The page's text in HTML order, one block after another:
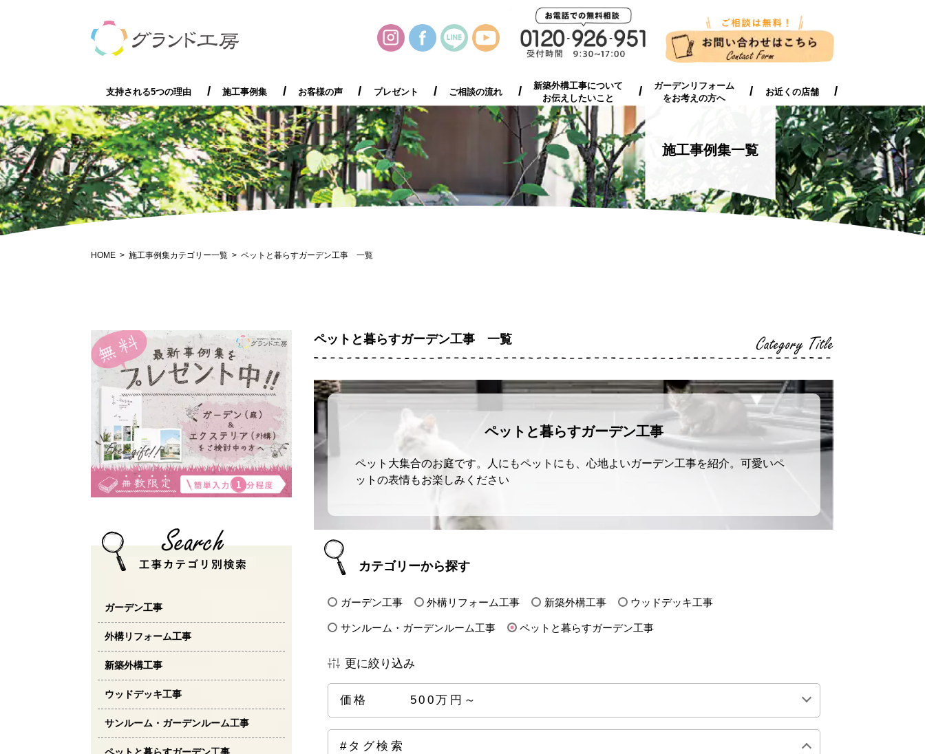
支持される5つの理由 施工事例集 お客様の声 プレゼント ご相談の流れ
新築外構工事について
お伝えしたいこと
ガーデンリフォーム
をお考えの方へ
お近くの店舗
支持される5つの理由 お客様の声 プレゼント ご相談の流れ
新築外構工事について
お伝えしたいこと
ガーデンリフォーム
をお考えの方へ
施工事例集一覧
HOME 施工事例集カテゴリー一覧 ペットと暮らすガーデン工事 一覧
ペットと暮らすガーデン工事 一覧 Category Title
ペットと暮らすガーデン工事
ペット大集合のお庭です。人にもペットにも、心地よいガーデン工事を紹介。可愛いペ
ットの表情もお楽しみください
カテゴリーから探す
ガーデン工事 外構リフォーム工事 新築外構工事 ウッドデッキ工事
サンルーム・ガーデンルーム工事 ペットと暮らすガーデン工事
更に絞り込み
価格 500万円～
全ての価格帯
#タグ検索
ガーデン工事
外構リフォーム工事
新築外構工事
ウッドデッキ工事
サンルーム・ガーデンルーム工事